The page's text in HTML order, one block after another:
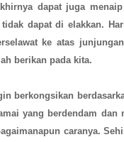
dapat juga
tidak dapat di elakkan.
ke atas
berikan pada kita.
berkongsikan
yang berdendam dan
caranya.